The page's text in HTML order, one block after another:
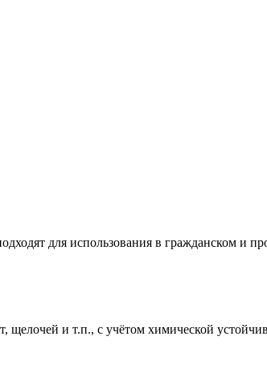
для использования в гражданском и
и т.п., с учётом химической